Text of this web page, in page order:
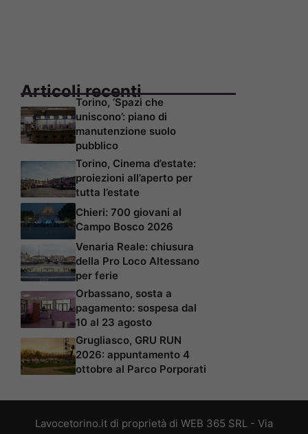
Articoli recenti
Torino, ‘Spazi che
uniscono’: piano di
manutenzione suolo
pubblico
Torino, Cinema d’estate:
proiezioni all’aperto per
tutta l’estate
Chieri: 700 giovani al
Campo Bosco 2026
Venaria Reale: chiusura
della Pro Loco Altessano
per ferie
Orbassano, sosta a
pagamento: sospesa dal
10 al 23 agosto
Grugliasco, GRU RUN
2026: appuntamento 4
ottobre al Parco Porporati
Lavocetorino.it di proprietà di WEB 365 SRL - Via